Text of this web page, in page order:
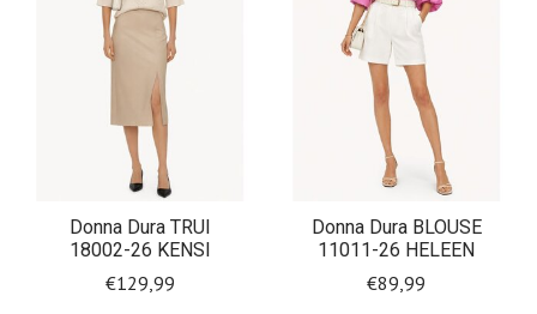
Donna Dura TRUI
18002-26 KENSI
€129,99
Donna Dura BLOUSE
11011-26 HELEEN
€89,99